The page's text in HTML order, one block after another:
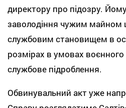
директору про підозру.
заволодіння чужим
службовим становищем в
розмірах в умовах
службове підроблення.
Обвинувальний акт уже